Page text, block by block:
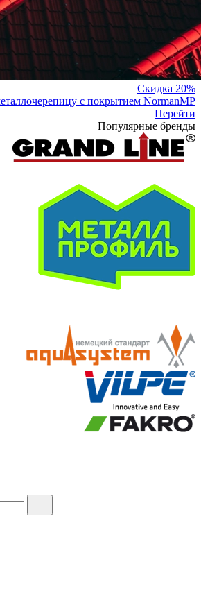
Скидка 20%
с покрытием NormanMP
Перейти
Популярные бренды